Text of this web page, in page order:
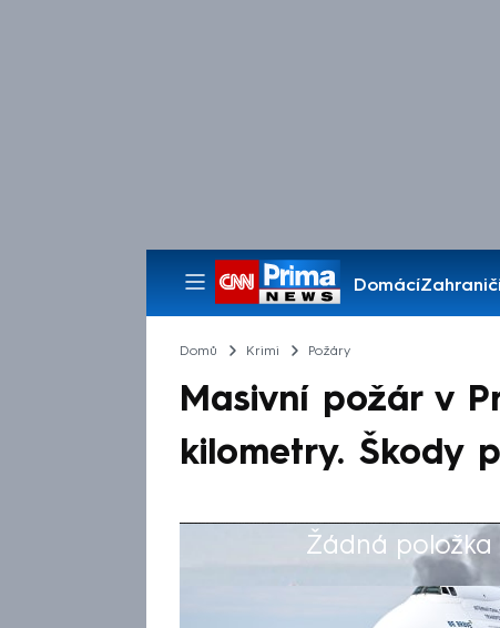
DomácíZahraničí
Pořady
Domů Krimi Požáry
Masivní požár v
kilometry. Škody
Žádná položka
Výběr redakce